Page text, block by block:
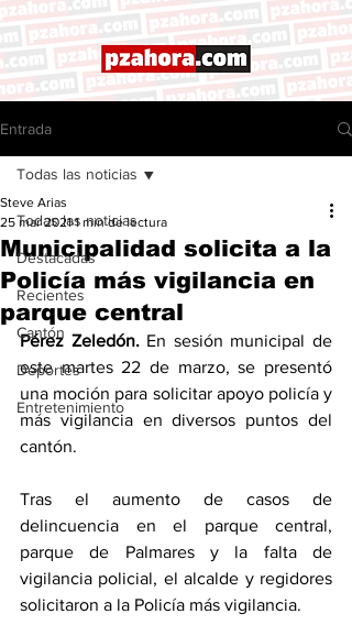
Entrada
Todas las noticias
Destacadas
Recientes
Cantón
Deportes
Entretenimiento
Todas las noticias
Municipalidad solicita a la
Policía más vigilancia en
parque central
Steve Arias
25 mar 2021 1 min de lectura
Pérez Zeledón. En sesión municipal de
este martes 22 de marzo, se presentó
una moción para solicitar apoyo policía y
más vigilancia en diversos puntos del
cantón.
Tras el aumento de casos de
delincuencia en el parque central,
parque de Palmares y la falta de
vigilancia policial, el alcalde y regidores
solicitaron a la Policía más vigilancia.